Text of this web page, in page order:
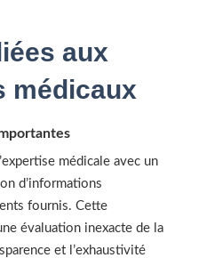
aux
médicaux
médicale avec un
d’informations
fournis. Cette
évaluation inexacte de la
et l’exhaustivité